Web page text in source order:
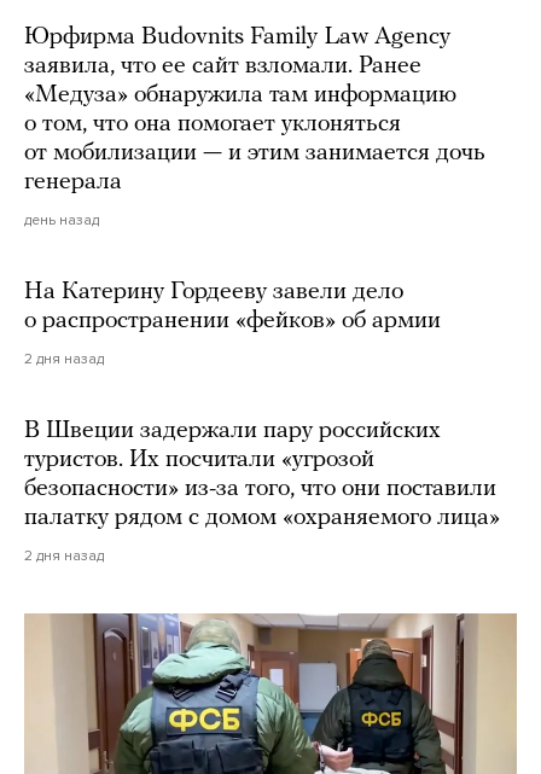
Юрфирма Budovnits Family Law Agency
заявила, что ее сайт взломали. Ранее
«Медуза» обнаружила там информацию
о том, что она помогает уклоняться
от мобилизации — и этим занимается дочь
генерала
день назад
На Катерину Гордееву завели дело
о распространении «фейков» об армии
2 дня назад
В Швеции задержали пару российских
туристов. Их посчитали «угрозой
безопасности» из-за того, что они поставили
палатку рядом с домом «охраняемого лица»
2 дня назад